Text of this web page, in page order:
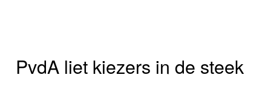
PvdA liet kiezers in de steek